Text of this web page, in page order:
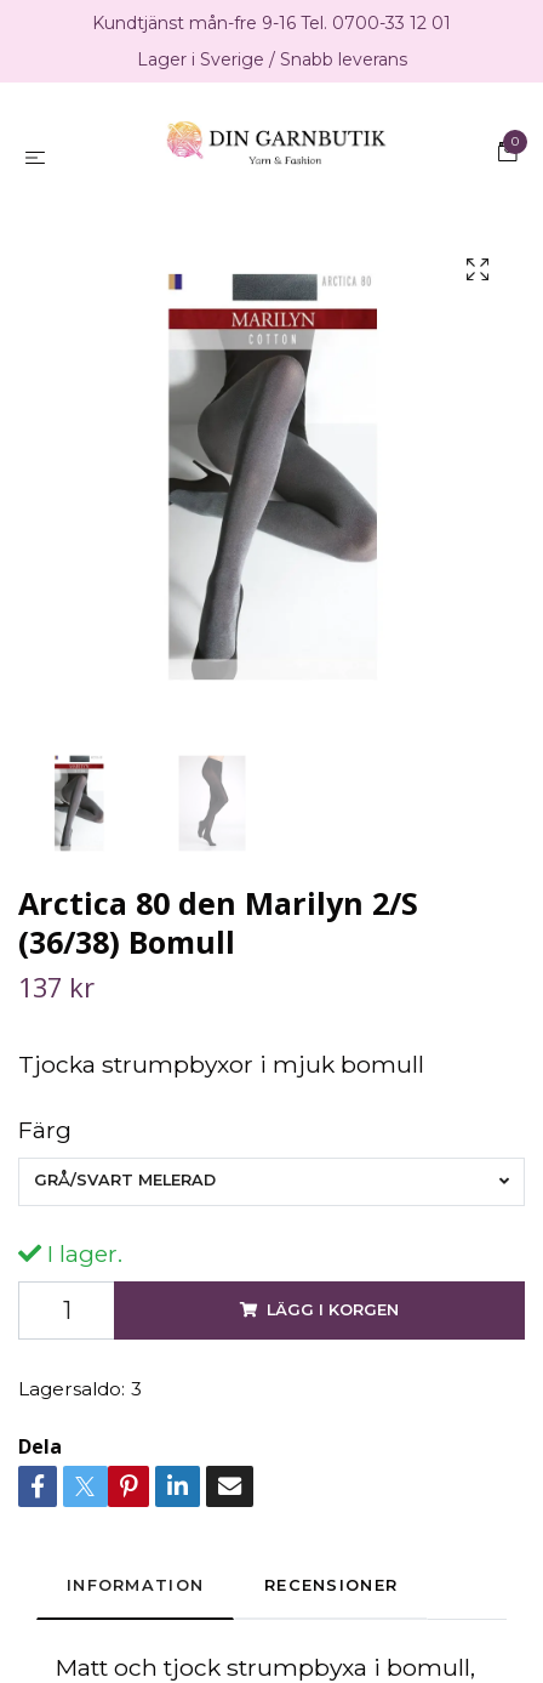
Kundtjänst mån-fre 9-16 Tel. 0700-33 12 01
Lager i Sverige / Snabb leverans
0
Arctica 80 den Marilyn 2/S
(36/38) Bomull
137 kr
Tjocka strumpbyxor i mjuk bomull
Färg
GRÅ/SVART MELERAD
I lager.
LÄGG I KORGEN
Lagersaldo: 3
Dela
INFORMATION RECENSIONER
Matt och tjock strumpbyxa i bomull,